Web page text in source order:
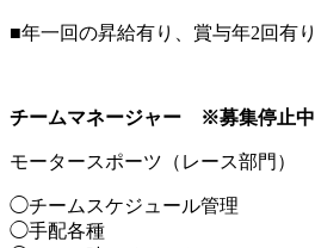
■年一回の昇給有り、賞与年2回有り
チームマネージャー ※募集停止中
モータースポーツ（レース部門）
◯チームスケジュール管理
◯手配各種